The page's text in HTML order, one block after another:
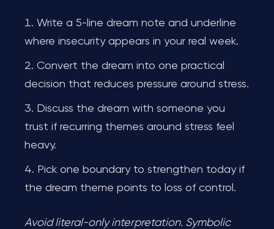
Write a 5-line dream note and underline
where insecurity appears in your real week.
Convert the dream into one practical
decision that reduces pressure around stress.
Discuss the dream with someone you
trust if recurring themes around stress feel
heavy.
Pick one boundary to strengthen today if
the dream theme points to loss of control.
Avoid literal-only interpretation. Symbolic